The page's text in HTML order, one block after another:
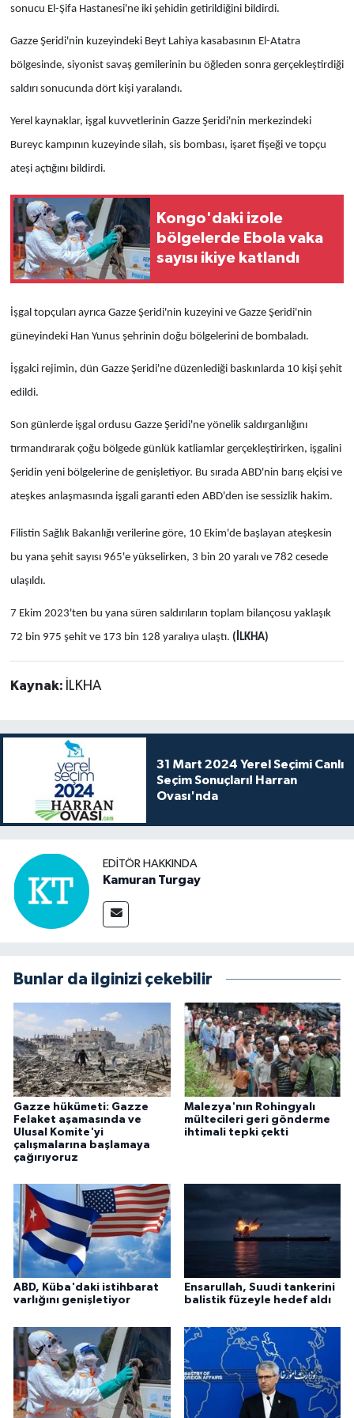
sonucu El-Şifa Hastanesi'ne iki şehidin getirildiğini bildirdi.
Gazze Şeridi'nin kuzeyindeki Beyt Lahiya kasabasının El-Atatra
bölgesinde, siyonist savaş gemilerinin bu öğleden sonra gerçekleştirdiği
saldırı sonucunda dört kişi yaralandı.
Yerel kaynaklar, işgal kuvvetlerinin Gazze Şeridi'nin merkezindeki
Bureyc kampının kuzeyinde silah, sis bombası, işaret fişeği ve topçu
ateşi açtığını bildirdi.
Kongo'daki izole
bölgelerde Ebola vaka
sayısı ikiye katlandı
İşgal topçuları ayrıca Gazze Şeridi'nin kuzeyini ve Gazze Şeridi'nin
güneyindeki Han Yunus şehrinin doğu bölgelerini de bombaladı.
İşgalci rejimin, dün Gazze Şeridi'ne düzenlediği baskınlarda 10 kişi şehit
edildi.
Son günlerde işgal ordusu Gazze Şeridi'ne yönelik saldırganlığını
tırmandırarak çoğu bölgede günlük katliamlar gerçekleştirirken, işgalini
Şeridin yeni bölgelerine de genişletiyor. Bu sırada ABD'nin barış elçisi ve
ateşkes anlaşmasında işgali garanti eden ABD'den ise sessizlik hakim.
Filistin Sağlık Bakanlığı verilerine göre, 10 Ekim'de başlayan ateşkesin
bu yana şehit sayısı 965'e yükselirken, 3 bin 20 yaralı ve 782 cesede
ulaşıldı.
7 Ekim 2023'ten bu yana süren saldırıların toplam bilançosu yaklaşık
72 bin 975 şehit ve 173 bin 128 yaralıya ulaştı. (İLKHA)
Kaynak: İLKHA
31 Mart 2024 Yerel Seçimi Canlı
Seçim Sonuçları! Harran
Ovası'nda
EDITÖR HAKKINDA
Kamuran Turgay
Bunlar da ilginizi çekebilir
Gazze hükümeti: Gazze
Felaket aşamasında ve
Ulusal Komite'yi
çalışmalarına başlamaya
çağırıyoruz
Malezya'nın Rohingyalı
mültecileri geri gönderme
ihtimali tepki çekti
ABD, Küba'daki istihbarat
varlığını genişletiyor
Ensarullah, Suudi tankerini
balistik füzeyle hedef aldı